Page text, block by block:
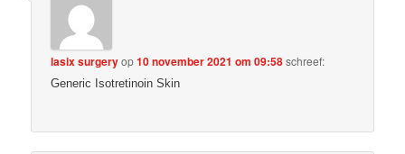
lasix surgeryop10 november 2021 om 09:58schreef:
Generic Isotretinoin Skin